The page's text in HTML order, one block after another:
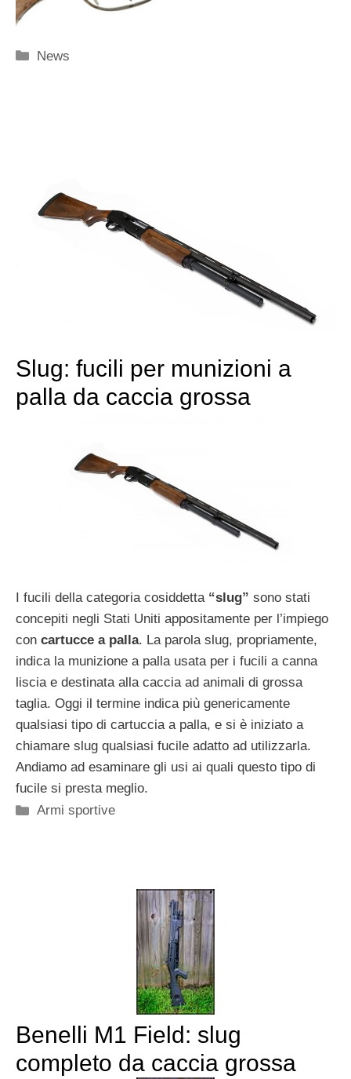
Categorie
News
Slug: fucili per munizioni a
palla da caccia grossa
I fucili della categoria cosiddetta “slug” sono stati
concepiti negli Stati Uniti appositamente per l’impiego
con cartucce a palla. La parola slug, propriamente,
indica la munizione a palla usata per i fucili a canna
liscia e destinata alla caccia ad animali di grossa
taglia. Oggi il termine indica più genericamente
qualsiasi tipo di cartuccia a palla, e si è iniziato a
chiamare slug qualsiasi fucile adatto ad utilizzarla.
Andiamo ad esaminare gli usi ai quali questo tipo di
fucile si presta meglio.
Categorie
Armi sportive
Benelli M1 Field: slug
completo da caccia grossa